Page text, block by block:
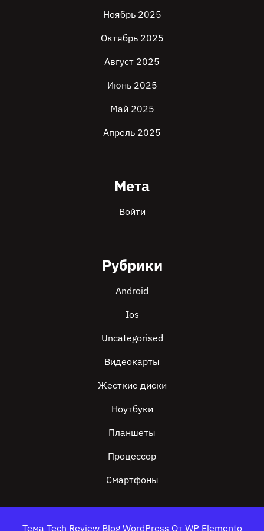
Ноябрь 2025
Октябрь 2025
Август 2025
Июнь 2025
Май 2025
Апрель 2025
Мета
Войти
Рубрики
Android
Ios
Uncategorised
Видеокарты
Жесткие диски
Ноутбуки
Планшеты
Процессор
Смартфоны
Тема Tech Review Blog WordPress От WP Elemento